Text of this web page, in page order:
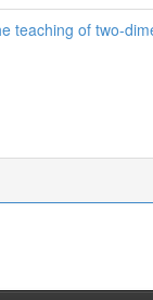
teaching of two-